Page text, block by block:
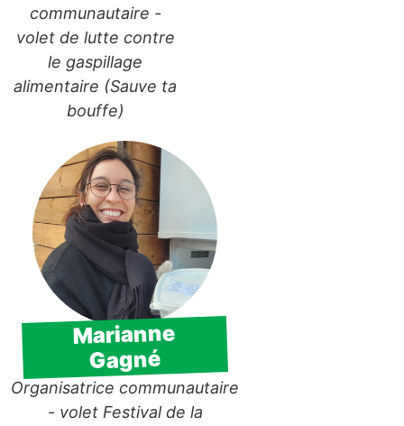
communautaire -
volet de lutte contre
le gaspillage
alimentaire (Sauve ta
bouffe)
Marianne
Gagné
Organisatrice communautaire
- volet Festival de la